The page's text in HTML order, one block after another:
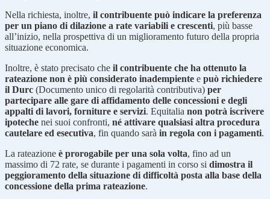
Nella richiesta, inoltre, il contribuente può indicare la preferenza
per un piano di dilazione a rate variabili e crescenti, più basse
all’inizio, nella prospettiva di un miglioramento futuro della propria
situazione economica.
Inoltre, è stato precisato che il contribuente che ha ottenuto la
rateazione non è più considerato inadempiente e può richiedere
il Durc (Documento unico di regolarità contributiva) per
partecipare alle gare di affidamento delle concessioni e degli
appalti di lavori, forniture e servizi. Equitalia non potrà iscrivere
ipoteche nei suoi confronti, né attivare qualsiasi altra procedura
cautelare ed esecutiva, fin quando sarà in regola con i pagamenti.
La rateazione è prorogabile per una sola volta, fino ad un
massimo di 72 rate, se durante i pagamenti in corso si dimostra il
peggioramento della situazione di difficoltà posta alla base della
concessione della prima rateazione.